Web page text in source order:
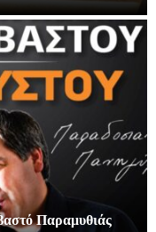
Παραμυθιάς